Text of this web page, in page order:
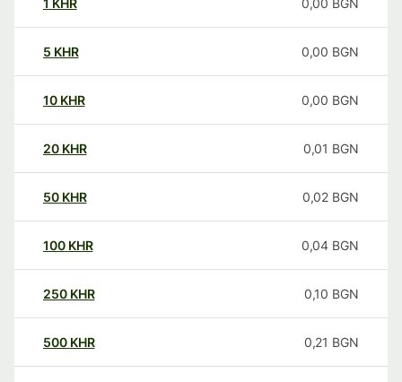
1 KHR 0,00 BGN
5 KHR 0,00 BGN
10 KHR 0,00 BGN
20 KHR 0,01 BGN
50 KHR 0,02 BGN
100 KHR 0,04 BGN
250 KHR 0,10 BGN
500 KHR 0,21 BGN